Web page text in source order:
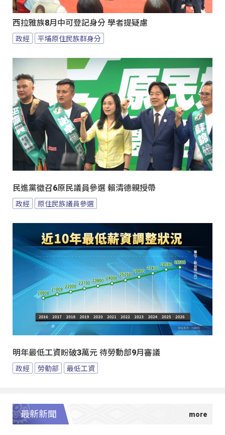
西拉雅族8月中可登記身分 學者提疑慮
政經 平埔原住民族群身分
民進黨徵召6原民議員參選 賴清德親授帶
政經 原住民族議員參選
明年最低工資盼破3萬元 待勞動部9月審議
政經 勞動部 最低工資
最新新聞